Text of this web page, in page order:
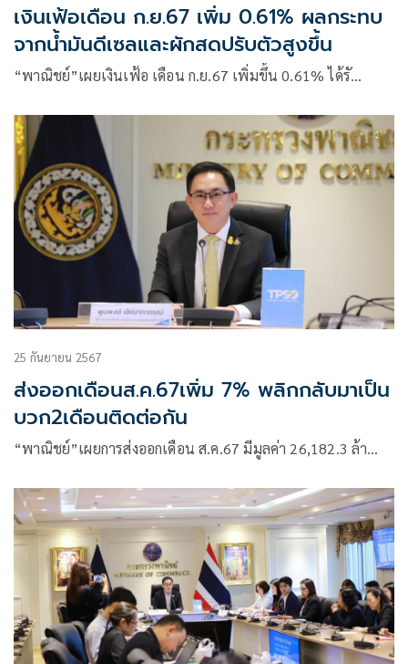
เงินเฟ้อเดือน ก.ย.67 เพิ่ม 0.61% ผลกระทบ
จากน้ำมันดีเซลและผักสดปรับตัวสูงขึ้น
“พาณิชย์”เผยเงินเฟ้อ เดือน ก.ย.67 เพิ่มขึ้น 0.61% ได้รั…
25 กันยายน 2567
ส่งออกเดือนส.ค.67เพิ่ม 7% พลิกกลับมาเป็น
บวก2เดือนติดต่อกัน
“พาณิชย์”เผยการส่งออกเดือน ส.ค.67 มีมูลค่า 26,182.3 ล้า…